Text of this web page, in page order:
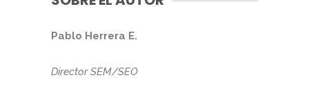
Pablo Herrera E.
Director SEM/SEO